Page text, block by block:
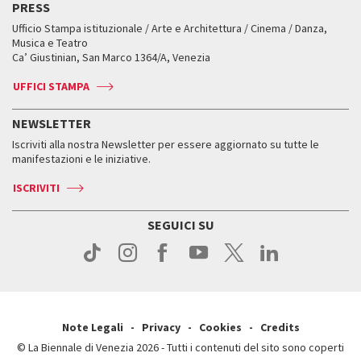
FAQ
Servizi al pubblico
Come raggiungerci
Press
Edizioni passate
Orari e sedi
Accrediti
Come raggiungerci
Orari e sedi
Biglietti
Accrediti
Come raggiungerci
Contatti
Press
Accrediti
Servizi al pubblico
Come raggiungerci
Press
Workshop di critica teatrale
Leone d’oro alla carriera
Leone d’argento
Edizioni passate
Orari e sedi
Biglietti
Servizi al pubblico
Come raggiungerci
Contatti
Mostre Virtuali
Fondi e Collezioni
Biennale College ASAC
ASAC DATI
Storia
Orari e sedi
PRESS
Ufficio Stampa istituzionale / Arte e Architettura / Cinema / Danza,
Musica e Teatro
Ca’ Giustinian, San Marco 1364/A, Venezia
UFFICI STAMPA
NEWSLETTER
Iscriviti alla nostra Newsletter per essere aggiornato su tutte le
manifestazioni e le iniziative.
ISCRIVITI
SEGUICI SU
Note Legali Privacy Cookies
Credits
© La Biennale di Venezia 2026 - Tutti i contenuti del sito sono coperti